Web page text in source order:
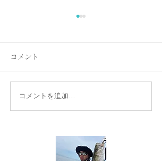
名古屋港ボートフィッシ
コメント
コメントを追加…